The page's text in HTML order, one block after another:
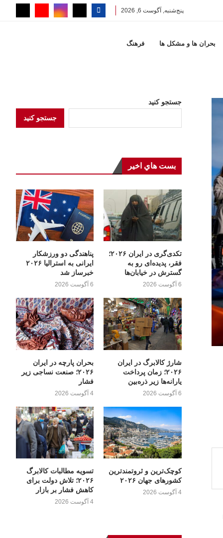
پنج‌شنبه, آگوست 6, 2026
بحران ها و مشكل ها فرهنگ
جستجو کنید
جستجو کنید
بست هاي اخير
تکدی‌گری در ایران ۲۰۲۶؛
فقر، پدیده‌ای رو به
گسترش در خیابان‌ها
6 آگوست 2026
پناهندگی دو ورزشکار
ایرانی به استرالیا ۲۰۲۶
خبرساز شد
6 آگوست 2026
شارژ کالابرگ در ایران
۲۰۲۶؛ زمان پرداخت
یارانه‌ها زیر ذره‌بین
6 آگوست 2026
بحران پارچه در ایران
۲۰۲۶؛ صنعت نساجی زیر
فشار
4 آگوست 2026
کوچک‌ترین و ثروتمندترین
کشورهای جهان ۲۰۲۶
4 آگوست 2026
تسویه مطالبات کالابرگ
۲۰۲۶؛ تلاش دولت برای
کاهش فشار بر بازار
4 آگوست 2026